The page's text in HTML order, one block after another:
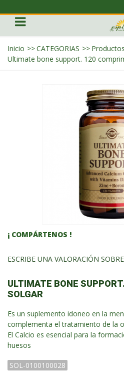
Inicio >>CATEGORIAS >>
Ultimate bone support. 120
¡ COMPÁRTENOS !
ESCRIBE UNA VALORACIÓN
ULTIMATE BONE
SOLGAR
Es un suplemento idoneo en la
complementa el tratamiento de la
El Calcio es esencial para la
huesos
SOL-0100100028